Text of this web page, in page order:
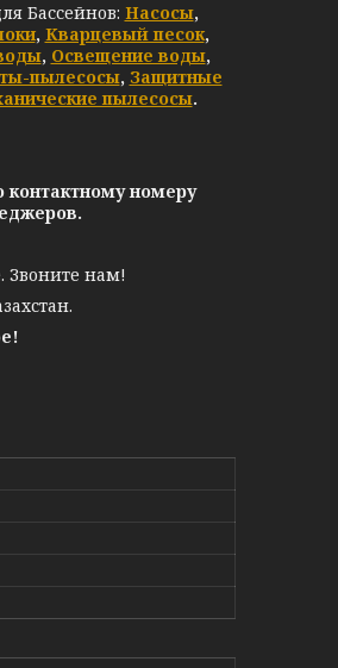
Бассейнов: Насосы,
, Кварцевый песок,
, Освещение воды,
пылесосы, Защитные
пылесосы.
контактному номеру
Звоните нам!